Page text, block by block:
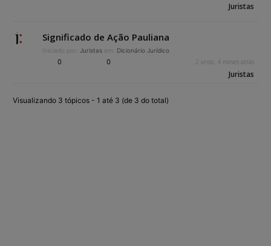
Juristas
Significado de Ação Pauliana
Iniciado por: Juristas em: Dicionário Jurídico
0 0 2 anos, 4 meses atrás
Juristas
Visualizando 3 tópicos - 1 até 3 (de 3 do total)